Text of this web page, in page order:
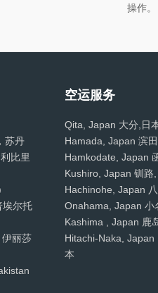
操作。
苏丹
比里
埃尔托
丽莎
空运服务
Qita, Japan 大分,日
Hamada, Japan 滨
Hamkodate, Japan
Kushiro, Japan 钏路
Hachinohe, Japan
Onahama, Japan 小
Kashima , Japan 鹿
Hitachi-Naka, Japan
本